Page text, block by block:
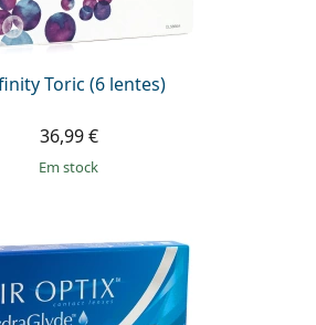
Toric (6 lentes)
36,99 €
em stock